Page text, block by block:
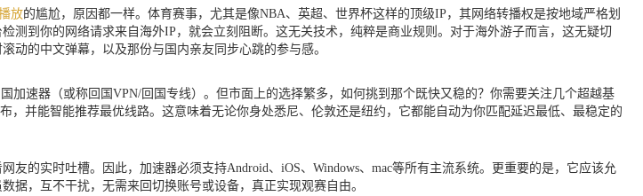
放的尴尬，原因都一样。体育赛事，尤其是像NBA、英超、世界杯这样的顶级IP，其网络转播权是按地域严格划
到你的网络请求来自海外IP，就会立刻阻断。这无关技术，纯粹是商业规则。对于海外游子而言，这无疑切
动的中文弹幕，以及那份与国内亲友同步心跳的参与感。
速器（或称回国VPN/回国专线）。但市面上的选择繁多，如何挑到那个既快又稳的？你需要关注几个超越基
并能智能推荐最优线路。这意味着无论你身处悉尼、伦敦还是纽约，它都能自动为你匹配延迟最低、最稳定的
的实时吐槽。因此，加速器必须支持Android、iOS、Windows、mac等所有主流系统。更重要的是，它应该允
据，互不干扰，无需来回切换账号或设备，真正实现观赛自由。